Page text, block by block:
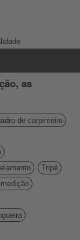
as
de carpinteiro
Tripé